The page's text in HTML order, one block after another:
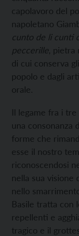
capolavoro del
napoletano
cunto de li cunti
peccerille ,
di cui conserva
popolo e dagli
orale.
Il legame fra i
una consonanza
forme che
esse il nostro
riconoscendosi
nella sua visione
nello
Basile tratta con
repellenti e
tragico e il